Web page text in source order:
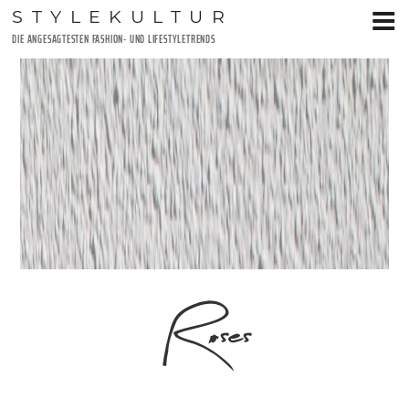
Zum
Inhalt
STYLEKULTUR
DIE ANGESAGTESTEN FASHION- UND LIFESTYLETRENDS
Roses